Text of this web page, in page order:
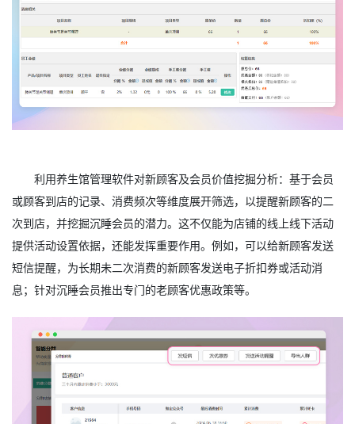
利用养生馆管理软件对新顾客及会员价值挖掘分析：基于会员
或顾客到店的记录、消费频次等维度展开筛选，以提醒新顾客的二
次到店，并挖掘沉睡会员的潜力。这不仅能为店铺的线上线下活动
提供活动设置依据，还能发挥重要作用。例如，可以给新顾客发送
短信提醒，为长期未二次消费的新顾客发送电子折扣券或活动消
息；针对沉睡会员推出专门的老顾客优惠政策等。